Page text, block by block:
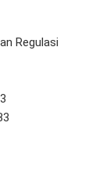
Regulasi